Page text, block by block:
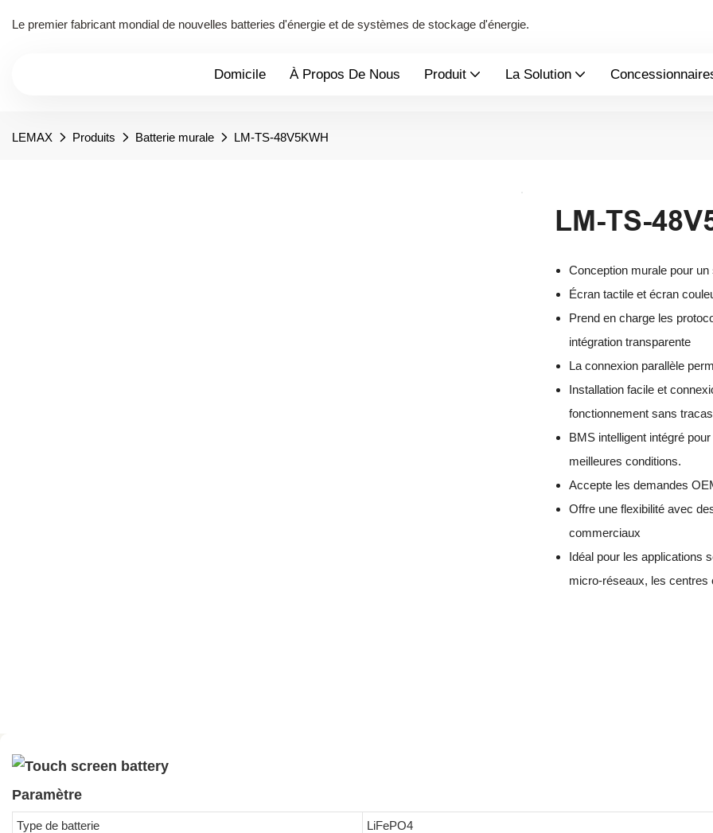
Le premier fabricant mondial de nouvelles batteries d'énergie et de systèmes de stockage d'énergie.
Domicile À Propos De Nous Produit La Solution
LEMAX Produits Batterie murale LM-TS-48V5KWH
LM-TS-
Conception murale pour
Écran tactile et écran
Prend en charge les
intégration transparente
La connexion parallèle
Installation facile et
fonctionnement sans tracas
BMS intelligent intégré
meilleures conditions.
Accepte les demandes
Offre une flexibilité avec
commerciaux
Idéal pour les applications
micro-réseaux, les
Paramètre
Type de batterie
LiFePO4